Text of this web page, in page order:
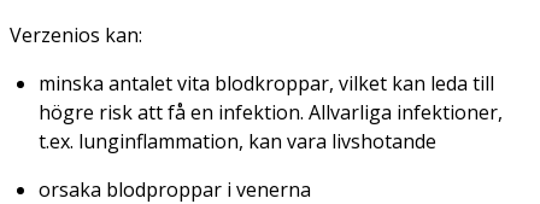
Verzenios kan:
minska antalet vita blodkroppar, vilket kan leda till
högre risk att få en infektion. Allvarliga infektioner,
t.ex. lunginflammation, kan vara livshotande
orsaka blodproppar i venerna